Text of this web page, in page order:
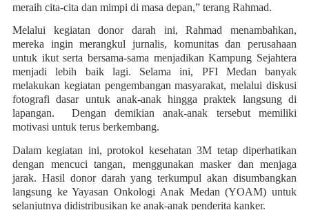
meraih cita-cita dan mimpi di masa depan,” terang Rahmad.
Melalui kegiatan donor darah ini, Rahmad menambahkan,
mereka ingin merangkul jurnalis, komunitas dan perusahaan
untuk ikut serta bersama-sama menjadikan Kampung Sejahtera
menjadi lebih baik lagi. Selama ini, PFI Medan banyak
melakukan kegiatan pengembangan masyarakat, melalui diskusi
fotografi dasar untuk anak-anak hingga praktek langsung di
lapangan. Dengan demikian anak-anak tersebut memiliki
motivasi untuk terus berkembang.
Dalam kegiatan ini, protokol kesehatan 3M tetap diperhatikan
dengan mencuci tangan, menggunakan masker dan menjaga
jarak. Hasil donor darah yang terkumpul akan disumbangkan
langsung ke Yayasan Onkologi Anak Medan (YOAM) untuk
selanjutnya didistribusikan ke anak-anak penderita kanker.